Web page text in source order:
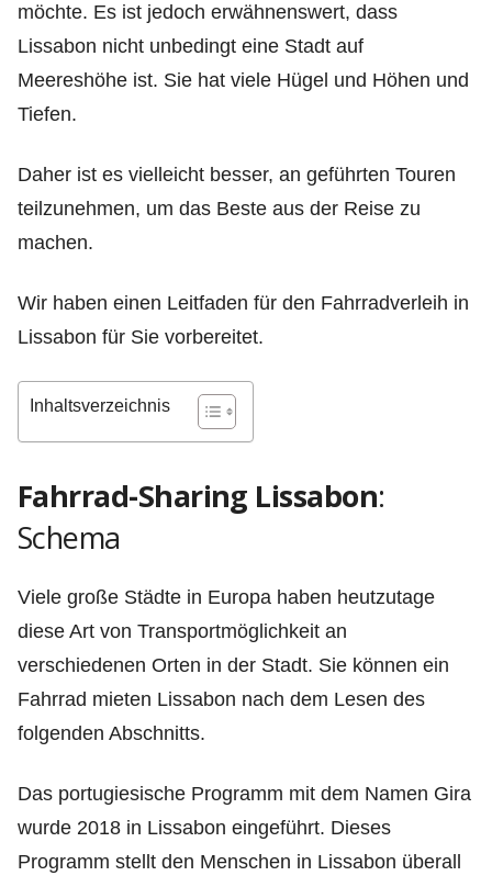
möchte. Es ist jedoch erwähnenswert, dass
Lissabon nicht unbedingt eine Stadt auf
Meereshöhe ist. Sie hat viele Hügel und Höhen und
Tiefen.
Daher ist es vielleicht besser, an geführten Touren
teilzunehmen, um das Beste aus der Reise zu
machen.
Wir haben einen Leitfaden für den Fahrradverleih in
Lissabon für Sie vorbereitet.
Inhaltsverzeichnis
Fahrrad-Sharing Lissabon:
Schema
Viele große Städte in Europa haben heutzutage
diese Art von Transportmöglichkeit an
verschiedenen Orten in der Stadt. Sie können ein
Fahrrad mieten Lissabon nach dem Lesen des
folgenden Abschnitts.
Das portugiesische Programm mit dem Namen Gira
wurde 2018 in Lissabon eingeführt. Dieses
Programm stellt den Menschen in Lissabon überall